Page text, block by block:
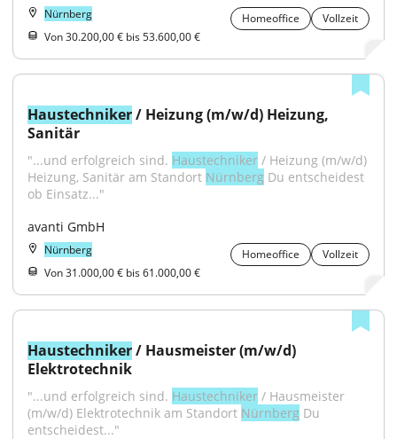
Nürnberg Homeoffice
Vollzeit
Von 30.200,00 € bis 53.600,00 €
Haustechniker / Heizung (m/w/d) Heizung,
Sanitär
"...und erfolgreich sind. Haustechniker / Heizung (m/w/d)
Heizung, Sanitär am Standort Nürnberg Du entscheidest
ob Einsatz..."
avanti GmbH
Nürnberg Homeoffice
Vollzeit
Von 31.000,00 € bis 61.000,00 €
Haustechniker / Hausmeister (m/w/d)
Elektrotechnik
"...und erfolgreich sind. Haustechniker / Hausmeister
(m/w/d) Elektrotechnik am Standort Nürnberg Du
entscheidest..."